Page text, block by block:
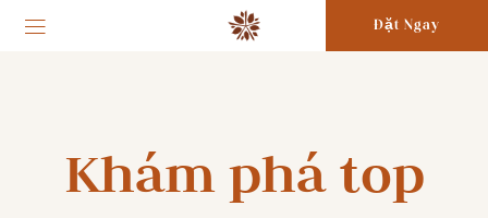
Đặt Ngay
Khám phá top